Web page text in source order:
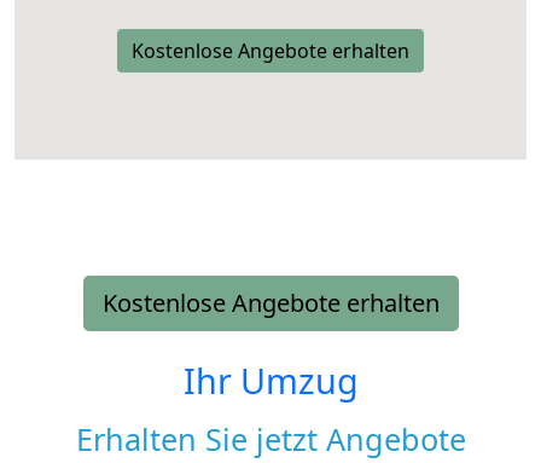
Kostenlose Angebote erhalten
Kostenlose Angebote erhalten
Ihr Umzug
Erhalten Sie jetzt Angebote